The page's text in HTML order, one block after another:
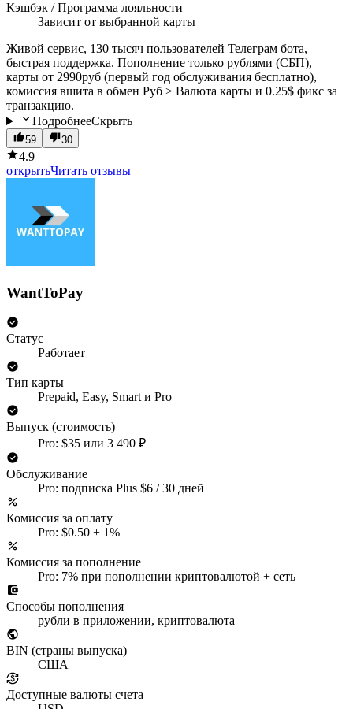
Кэшбэк / Программа лояльности
Зависит от выбранной карты
Живой сервис, 130 тысяч пользователей Телеграм бота,
быстрая поддержка. Пополнение только рублями (СБП),
карты от 2990руб (первый год обслуживания бесплатно),
комиссия вшита в обмен Руб > Валюта карты и 0.25$ фикс за
транзакцию.
ПодробнееСкрыть
59 30
4.9
открытьЧитать отзывы
WantToPay
Статус
Работает
Тип карты
Prepaid, Easy, Smart и Pro
Выпуск (стоимость)
Pro: $35 или 3 490 ₽
Обслуживание
Pro: подписка Plus $6 / 30 дней
Комиссия за оплату
Pro: $0.50 + 1%
Комиссия за пополнение
Pro: 7% при пополнении криптовалютой + сеть
Способы пополнения
рубли в приложении, криптовалюта
BIN (страны выпуска)
США
Доступные валюты счета